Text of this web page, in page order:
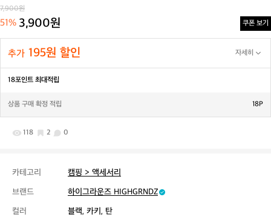
7,900원
51% 3,900원 쿠폰 보기
추가 195원 할인 자세히
18포인트 최대적립
상품 구매 확정 적립 18P
118 2 0
카테고리
캠핑 > 액세서리
브랜드
하이그라운즈 HIGHGRNDZ
컬러
블랙, 카키, 탄